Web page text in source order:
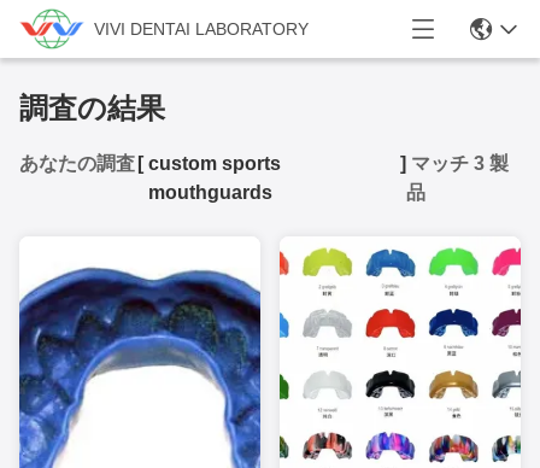
VIVI DENTAI LABORATORY
調査の結果
あなたの調査 [custom sports
mouthguards
] マッチ 3 製
品